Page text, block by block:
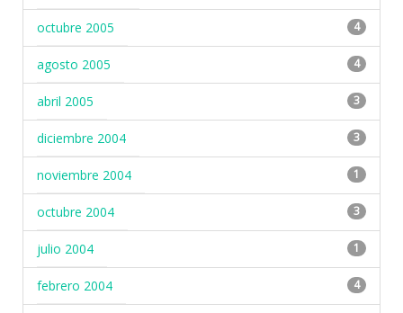
octubre 2005 4
agosto 2005 4
abril 2005 3
diciembre 2004 3
noviembre 2004 1
octubre 2004 3
julio 2004 1
febrero 2004 4